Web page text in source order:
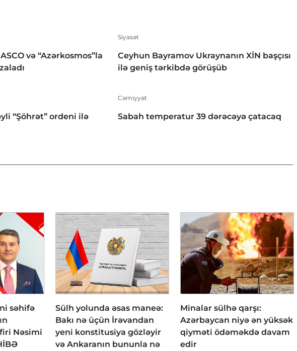
və “Azərkosmos”la
Siyasət
Ceyhun Bayramov Ukraynanın XİN başçısı
ilə geniş tərkibdə görüşüb
“Şöhrət” ordeni ilə
Cəmiyyət
Sabah temperatur 39 dərəcəyə çatacaq
səhifə
Nəsimi
Sülh yolunda əsas maneə:
Bakı nə üçün İrəvandan
yeni konstitusiya gözləyir
və Ankaranın bununla nə
Minalar sülhə qarşı:
Azərbaycan niyə ən yüksək
qiyməti ödəməkdə davam
edir